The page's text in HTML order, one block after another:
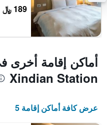
189 ﷼
Xindian Station
عرض كافة أماكن إقامة 5